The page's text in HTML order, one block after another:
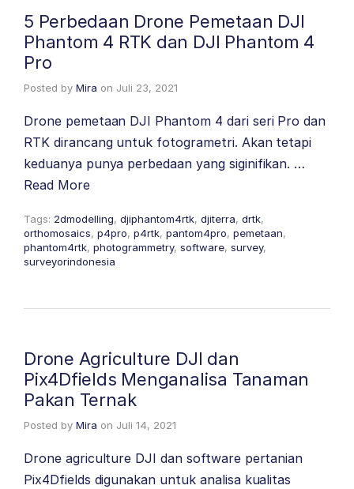
5 Perbedaan Drone Pemetaan DJI
Phantom 4 RTK dan DJI Phantom 4
Pro
Posted by Mira on Juli 23, 2021
Drone pemetaan DJI Phantom 4 dari seri Pro dan
RTK dirancang untuk fotogrametri. Akan tetapi
keduanya punya perbedaan yang siginifikan. …
Read More
Tags: 2dmodelling, djiphantom4rtk, djiterra, drtk,
orthomosaics, p4pro, p4rtk, pantom4pro, pemetaan,
phantom4rtk, photogrammetry, software, survey,
surveyorindonesia
Drone Agriculture DJI dan
Pix4Dfields Menganalisa Tanaman
Pakan Ternak
Posted by Mira on Juli 14, 2021
Drone agriculture DJI dan software pertanian
Pix4Dfields digunakan untuk analisa kualitas